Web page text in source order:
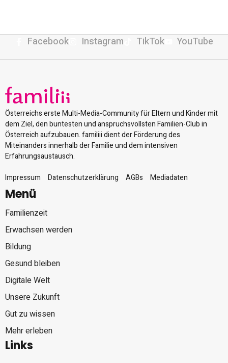
Facebook Instagram TikTok YouTube
Österreichs erste Multi-Media-Community für Eltern und Kinder mit
dem Ziel, den buntesten und anspruchsvollsten Familien-Club in
Österreich aufzubauen. familiii dient der Förderung des
Miteinanders innerhalb der Familie und dem intensiven
Erfahrungsaustausch.
Impressum
Datenschutzerklärung AGBs Mediadaten
Menü
Familienzeit
Erwachsen werden
Bildung
Gesund bleiben
Digitale Welt
Unsere Zukunft
Gut zu wissen
Mehr erleben
Links